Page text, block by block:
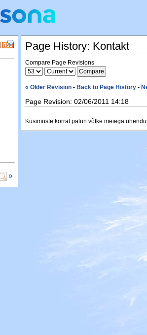
»
Page History: Kontakt
Compare Page Revisions
« Older Revision - Back to Page History -
Page Revision: 02/06/2011 14:18
Küsimuste korral palun võtke meiega